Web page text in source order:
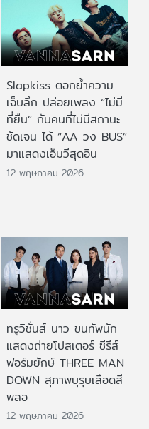
Slapkiss ตอกย้ำความ
เจ็บลึก ปล่อยเพลง “ไม่มี
ที่ยืน” กับคนที่ไม่มีสถานะ
ชัดเจน ได้ “AA วง BUS”
มาแสดงเอ็มวีสุดอิน
12 พฤษภาคม 2026
ทรูวิชั่นส์ นาว ขนทัพนัก
แสดงถ่ายโปสเตอร์ ซีรีส์
ฟอร์มยักษ์ THREE MAN
DOWN สุภาพบุรุษเลือดสี
พลอ
12 พฤษภาคม 2026